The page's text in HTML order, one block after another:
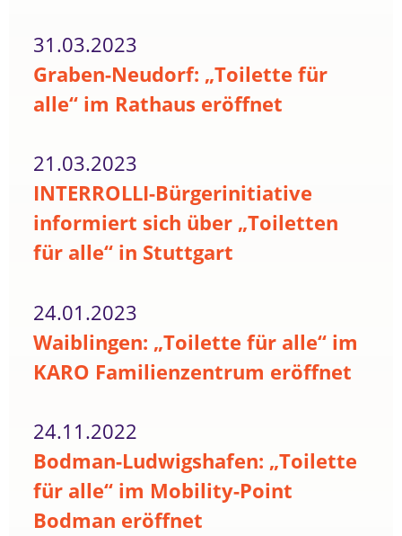
31.03.2023
Graben-Neudorf: „Toilette für
alle“ im Rathaus eröffnet
21.03.2023
INTERROLLI-Bürgerinitiative
informiert sich über „Toiletten
für alle“ in Stuttgart
24.01.2023
Waiblingen: „Toilette für alle“ im
KARO Familienzentrum eröffnet
24.11.2022
Bodman-Ludwigshafen: „Toilette
für alle“ im Mobility-Point
Bodman eröffnet